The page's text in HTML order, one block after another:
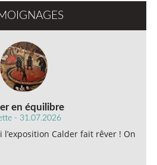
en équilibre
- 31.07.2026
Calder fait rêver ! On